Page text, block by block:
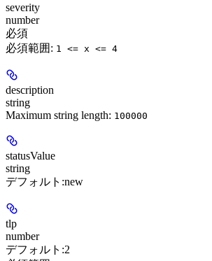
severity
number
必須
必須範囲 : 1 <= x <= 4
description
string
Maximum string length: 100000
statusValue
string
デフォルト:new
tlp
number
デフォルト:2